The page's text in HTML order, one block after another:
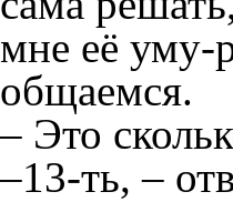
мне её уму-
общаемся.
– Это
–13-ть, –